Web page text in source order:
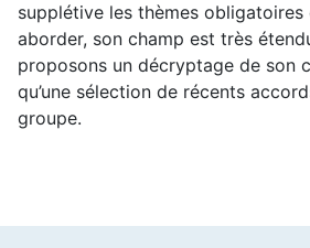
supplétive les thèmes
aborder, son champ est très
proposons un décryptage de son
qu’une sélection de récents
groupe.